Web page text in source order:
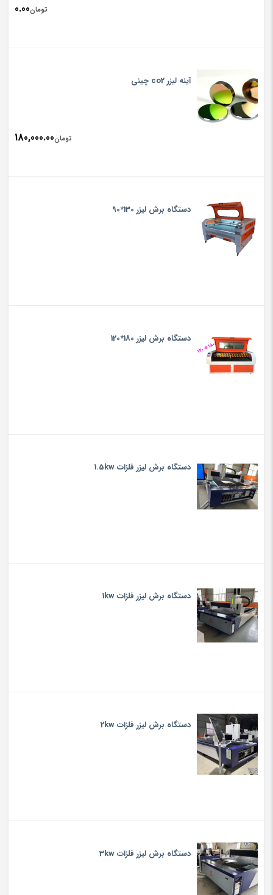
تومان0.00
آینه لیزر co2 چینی
تومان180,000.00
دستگاه برش لیزر 130*90
دستگاه برش لیزر 180*120
دستگاه برش لیزر فلزات 1.5kw
دستگاه برش لیزر فلزات 1kw
دستگاه برش لیزر فلزات 2kw
دستگاه برش لیزر فلزات 3kw